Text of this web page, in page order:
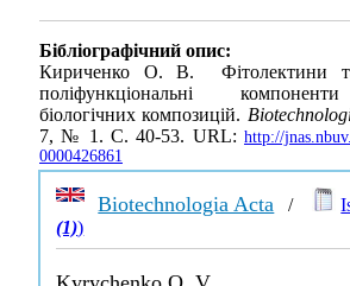
Бібліографічний опис:
Кириченко О. В. Фітолектини
поліфункціональні
біологічних композицій.
7, № 1. С. 40-53. URL: http://
0000426861
Biotechnologia Acta /
(1))